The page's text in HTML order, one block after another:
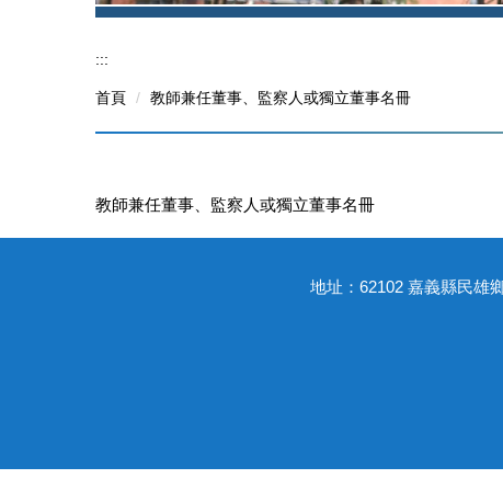
:::
首頁 教師兼任董事、監察人或獨立董事名冊
教師兼任董事、監察人或獨立董事名冊
地址：62102 嘉義縣民雄